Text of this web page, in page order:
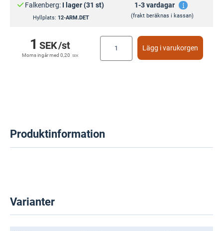
Falkenberg: I lager (31 st)
Hyllplats: 12-ARM.DET
1-3 vardagar
(frakt beräknas i kassan)
1 SEK/st
Moms ingår med0,20 SEK
Lägg i varukorgen
Produktinformation
Varianter